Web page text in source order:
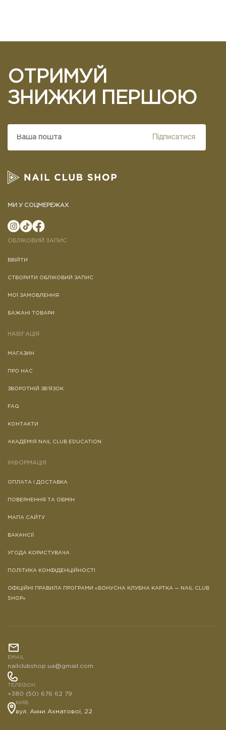
ОТРИМУЙ
ЗНИЖКИ ПЕРШОЮ
Підписатися
МИ У СОЦМЕРЕЖАХ
ОБЛІКОВИЙ ЗАПИС
ВВІЙТИ
СТВОРИТИ ОБЛІКОВИЙ ЗАПИС
МОЇ ЗАМОВЛЕННЯ
БАЖАНІ ТОВАРИ
НАВІГАЦІЯ
МАГАЗИН
ПРО НАС
ЗВОРОТНІЙ ЗВ’ЯЗОК
FAQ
КОНТАКТИ
АКАДЕМІЯ NAIL CLUB EDUCATION
ІНФОРМАЦІЯ
ОПЛАТА І ДОСТАВКА
ПОВЕРНЕННЯ ТА ОБМІН
МАПА САЙТУ
ВАКАНСІЇ
УГОДА КОРИСТУВАЧА
ПОЛІТИКА КОНФІДЕНЦІЙНОСТІ
ОФІЦІЙНІ ПРАВИЛА ПРОГРАМИ «БОНУСНА КЛУБНА КАРТКА — NAIL CLUB
SHOP»
EMAIL
nailclubshop.ua@gmail.com
ТЕЛЕФОН
+380 (50) 676 62 79
КИЇВ
вул. Анни Ахматової, 22